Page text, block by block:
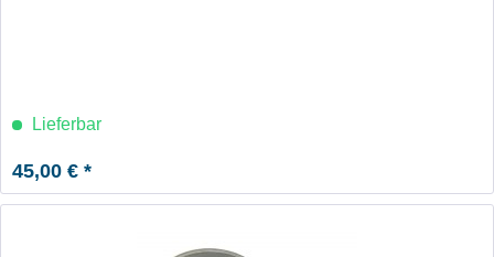
Lieferbar
45,00 € *